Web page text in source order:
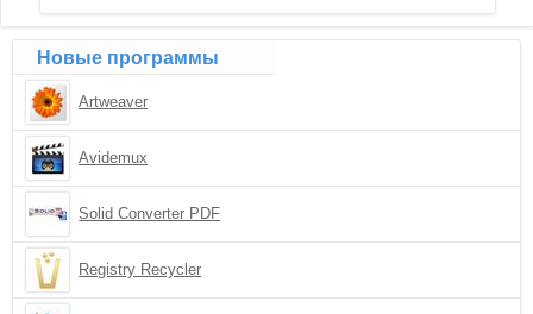
Новые программы
Artweaver
Avidemux
Solid Converter PDF
Registry Recycler